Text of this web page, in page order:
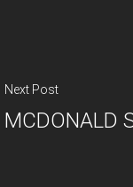
Next Post
MCDONALD